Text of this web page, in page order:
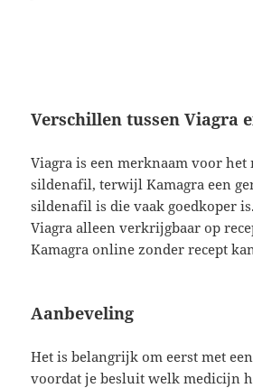
Verschillen tussen Viagra
Viagra is een merknaam voor het
sildenafil, terwijl Kamagra een
sildenafil is die vaak goedkoper
Viagra alleen verkrijgbaar op
Kamagra online zonder recept
Aanbeveling
Het is belangrijk om eerst met
voordat je besluit welk medicijn